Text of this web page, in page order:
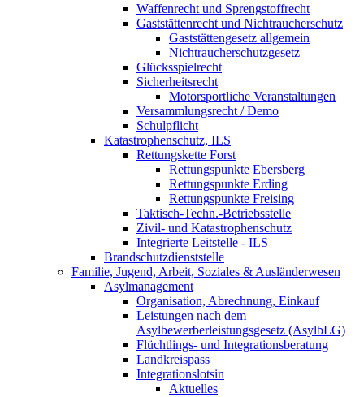
Waffenrecht und Sprengstoffrecht
Gaststättenrecht und Nichtraucherschutz
Gaststättengesetz allgemein
Nichtraucherschutzgesetz
Glücksspielrecht
Sicherheitsrecht
Motorsportliche Veranstaltungen
Versammlungsrecht / Demo
Schulpflicht
Katastrophenschutz, ILS
Rettungskette Forst
Rettungspunkte Ebersberg
Rettungspunkte Erding
Rettungspunkte Freising
Taktisch-Techn.-Betriebsstelle
Zivil- und Katastrophenschutz
Integrierte Leitstelle - ILS
Brandschutzdienststelle
Familie, Jugend, Arbeit, Soziales & Ausländerwesen
Asylmanagement
Organisation, Abrechnung, Einkauf
Leistungen nach dem
Asylbewerberleistungsgesetz (AsylbLG)
Flüchtlings- und Integrationsberatung
Landkreispass
Integrationslotsin
Aktuelles